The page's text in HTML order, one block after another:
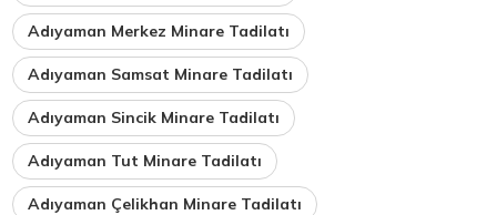
Adıyaman Merkez Minare Tadilatı
Adıyaman Samsat Minare Tadilatı
Adıyaman Sincik Minare Tadilatı
Adıyaman Tut Minare Tadilatı
Adıyaman Çelikhan Minare Tadilatı